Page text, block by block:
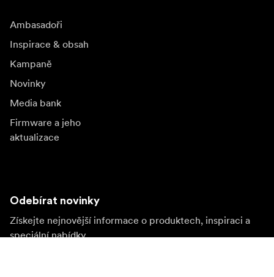
Ambasadoři
Inspirace & obsah
Kampaně
Novinky
Media bank
Firmware a jeho
aktualizace
Odebírat novinky
Získejte nejnovější informace o produktech, inspiraci a
speciální nabídky.